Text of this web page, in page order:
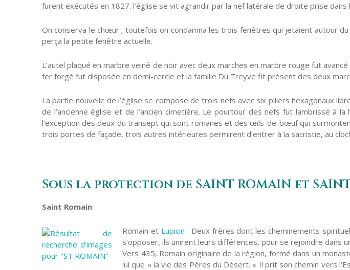
furent exécutés en 1827. l’église se vit agrandir par la nef latérale de droite prise
On conserva le chœur ; toutefois on condamna les trois fenêtres qui jetaient autour
perça la petite fenêtre actuelle.
L’autel plaqué en marbre veiné de noir avec deux marches en marbre rouge fut
fer forgé fut disposée en demi-cercle et la famille Du Treyve fit présent des deux
La partie nouvelle de l’église se compose de trois nefs avec six piliers hexagonaux
de l’ancienne église et de l’ancien cimetière. Le pourtour des nefs fut lambrissé à
l’exception des deux du transept qui sont romanes et des œils-de-bœuf qui
trois portes de façade, trois autres intérieures permirent d’entrer à la sacristie, au
Sous la protection de SAINT ROMAIN et SAINT
Saint Romain
Romain et Lupicin : Deux frères dont les cheminements
s’opposer, ils unirent leurs différences, pour se rejoindre dans
Vers 435, Romain originaire de la région, formé dans un
lui que « la vie des Pères du Désert. » Il prit son chemin vers